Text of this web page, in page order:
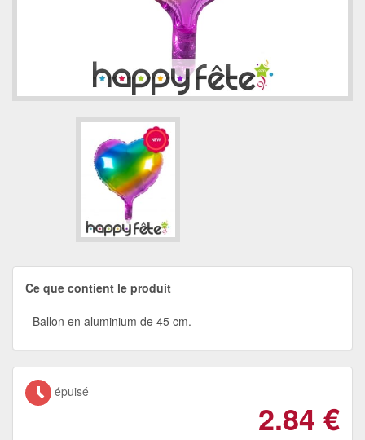
Ce que contient le produit
Ballon en aluminium de 45 cm.
épuisé
2.84 €